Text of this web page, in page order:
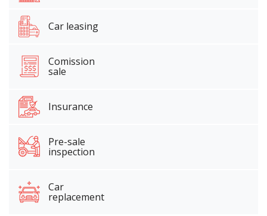
Car leasing
Comission
sale
Insurance
Pre-sale
inspection
Car
replacement